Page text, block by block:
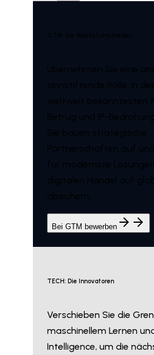
GTM: Die Wachstumstreiber
Übernehmen Sie eine
sinnstiftende Rolle, in
weltweit bekanntesten
Betrug und IP-
Sie bauen strategische
Partnerschaften auf
für modernste
digitalen Handel auf
absichern.
Bei GTM bewerben
TECH: Die Innovatoren
Verschieben Sie die
maschinellem Lernen
Intelligence, um die